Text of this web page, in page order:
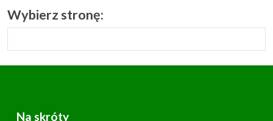
Wybierz stronę:
Na skróty